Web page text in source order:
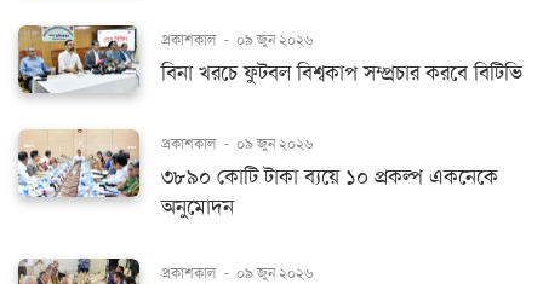
প্রকাশকাল - ০৯ জুন ২০২৬
বিনা খরচে ফুটবল বিশ্বকাপ সম্প্রচার করবে বিটিভি
প্রকাশকাল - ০৯ জুন ২০২৬
৩৮৯০ কোটি টাকা ব্যয়ে ১০ প্রকল্প একনেকে
অনুমোদন
প্রকাশকাল - ০৯ জুন ২০২৬